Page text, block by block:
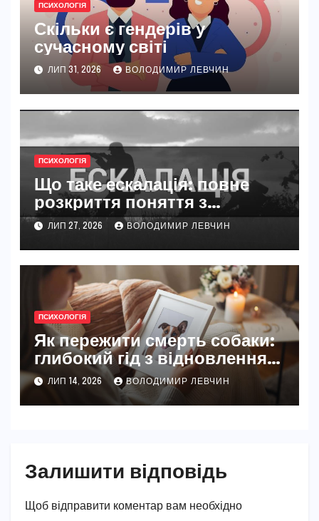
ПСИХОЛОГІЯ
Скільки є гендерів у
сучасному світі
ЛИП 31, 2026 ВОЛОДИМИР ЛЕВЧИН
ПСИХОЛОГІЯ
Що таке ескалація: повне
розкриття поняття з
прикладами
ЛИП 27, 2026 ВОЛОДИМИР ЛЕВЧИН
ПСИХОЛОГІЯ
Як пережити смерть собаки:
глибокий гід з відновлення
після втрати
ЛИП 14, 2026 ВОЛОДИМИР ЛЕВЧИН
Залишити відповідь
Щоб відправити коментар вам необхідно